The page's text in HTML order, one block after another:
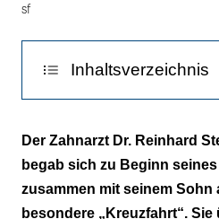
sf
Inhaltsverzeichnis
8 000 Euro Zoll für ein
Ein Ozean aus Birken-
Drei Tage Streit mit
Der Zahnarzt Dr. Reinhard
begab sich zu Beginn
zusammen mit seinem Sohn
besondere „Kreuzfahrt“.